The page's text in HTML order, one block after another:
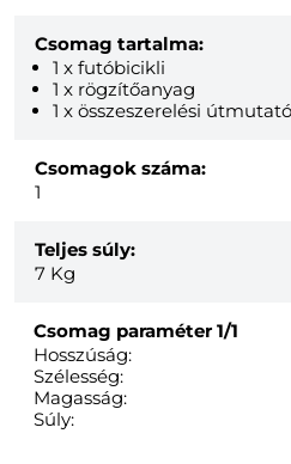
Csomag tartalma:
1 x futóbicikli
1 x rögzítőanyag
1 x összeszerelési útmutató
Csomagok száma:
1
Teljes súly:
7 Kg
Csomag paraméter1/1
Hosszúság:
Szélesség:
Magasság:
Súly: